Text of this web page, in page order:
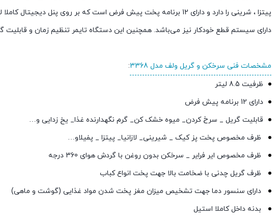
پیتزا ، شرینی را دارد و دارای 12 برنامه پخت پیش فرض است که بر روی
دارای سیستم قطع خودکار نیز می‌باشد. همچنین این دستگاه تایمر تنظیم زمان و قابلیت
مشخصات فنی سرخکن و گریل ولف مدل 3368
:
ظرفیت 8.5 لیتر
دارای 12 برنامه پیش فرض
قابلیت گریل _ سرخ کردن_ میوه خشک کن_ گرم نگهدارنده غذا_ یخ زدایی و…
ظرف مخصوص پخت پز کیک _ شیرینی_ لازانیا_ پیتزا _ پفیلاو…
ظرف مخصوص ایر فرایر _ سرخکن بدون روغن با گردش هوای 360 درجه
ظرف گریل چدنی با ضخامت بالا جهت پخت انواع کباب
دارای سنسور دما جهت تشخیص میزان مغز پخت شدن مواد غذایی (گوشت و ماهی)
بدنه داخل کاملا استیل